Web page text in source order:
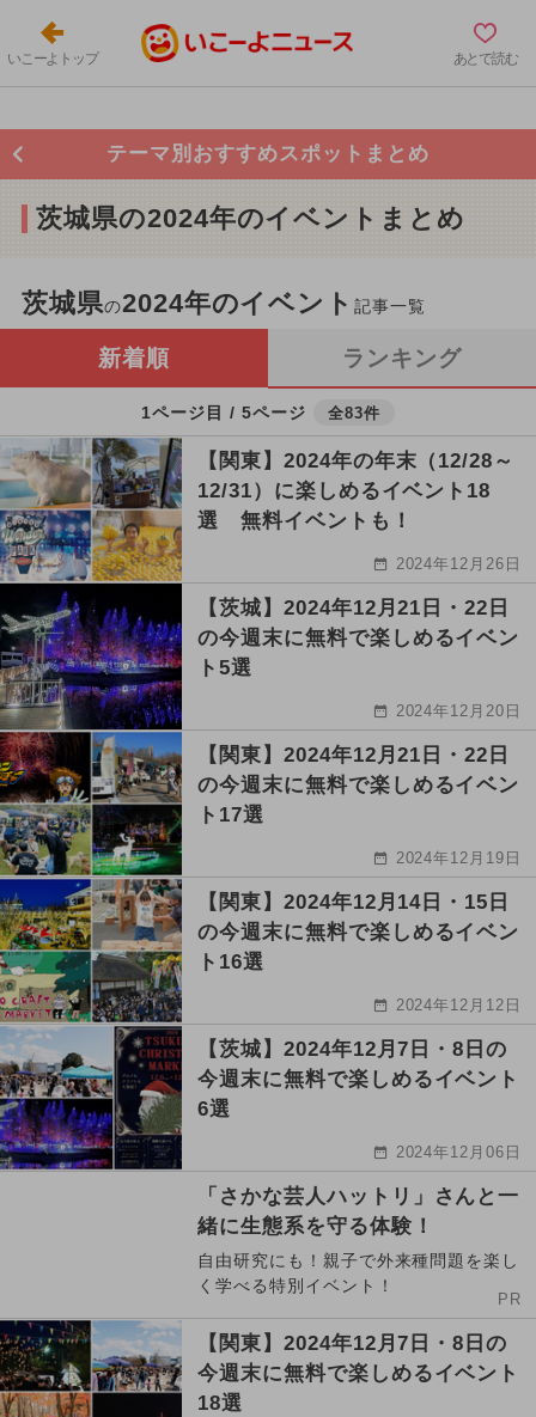
いこーよトップ あとで読む
テーマ別おすすめスポットまとめ
茨城県の2024年のイベントまとめ
茨城県の2024年のイベント記事一覧
新着順 ランキング
1ページ目 / 5ページ 全83件
【関東】2024年の年末（12/28～
12/31）に楽しめるイベント18
選 無料イベントも！
2024年12月26日
【茨城】2024年12月21日・22日
の今週末に無料で楽しめるイベン
ト5選
2024年12月20日
【関東】2024年12月21日・22日
の今週末に無料で楽しめるイベン
ト17選
2024年12月19日
【関東】2024年12月14日・15日
の今週末に無料で楽しめるイベン
ト16選
2024年12月12日
【茨城】2024年12月7日・8日の
今週末に無料で楽しめるイベント
6選
2024年12月06日
「さかな芸人ハットリ」さんと一
緒に生態系を守る体験！
自由研究にも！親子で外来種問題を楽し
く学べる特別イベント！
PR
【関東】2024年12月7日・8日の
今週末に無料で楽しめるイベント
18選